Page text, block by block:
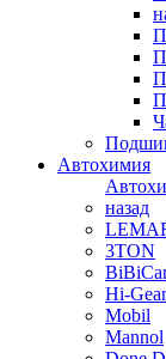
Автохимия
назад
3TON
Hi-Gear
Mobil
Mannol